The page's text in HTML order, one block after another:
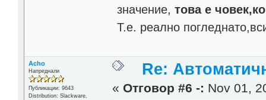
значение,това е
Т.е. реално
Acho
Напреднали
Публикации: 9643
Distribution: Slackware,
Re:
« Отговор #6 -: Nov 01,